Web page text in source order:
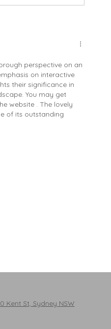
da Austrália - Workshop
perspective on an
on interactive
their significance in
You may get
website . The lovely
of its outstanding
Kent St, Sydney NSW